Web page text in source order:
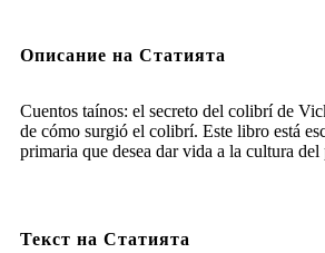
Описание на Статията
Cuentos taínos: el secreto del colibrí de
de cómo surgió el colibrí. Este libro está
primaria que desea dar vida a la cultura
Текст на Статията